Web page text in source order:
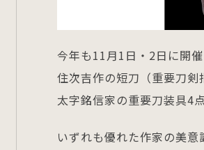
今年も11月1日・2日に開
住次吉作の短刀（重要刀
太字銘信家の重要刀装具4
いずれも優れた作家の美